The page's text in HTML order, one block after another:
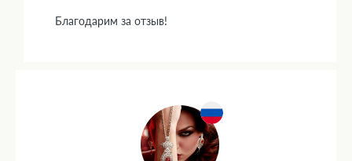
Благодарим за отзыв!